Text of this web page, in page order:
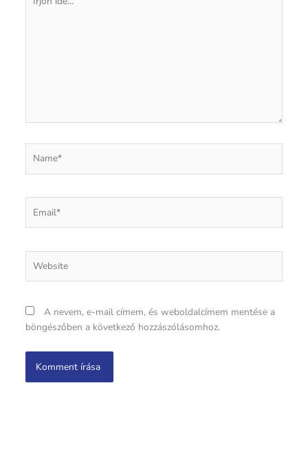
ide...
A nevem, e-mail címem, és weboldalcímem mentése a
böngészőben a következő hozzászólásomhoz.